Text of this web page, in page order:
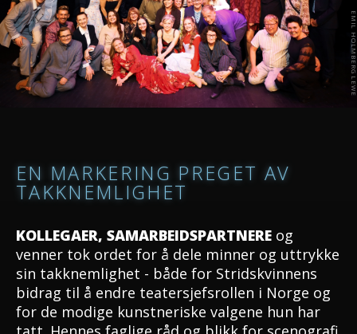
EN MARKERING PREGET AV
TAKKNEMLIGHET
KOLLEGAER, SAMARBEIDSPARTNERE og
venner tok ordet for å dele minner og uttrykke
sin takknemlighet - både for Stridskvinnens
bidrag til å endre teatersjefsrollen i Norge og
for de modige kunstneriske valgene hun har